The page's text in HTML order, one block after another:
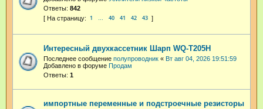
Ответы: 842
1 … 40 41 42 43
Интересный двухкассетник Шарп WQ-T205H
Последнее сообщение полупроводник « Вт авг 04, 2026 19:51:59
Добавлено в форуме Продам
Ответы: 1
импортные переменные и подстроечные резисторы